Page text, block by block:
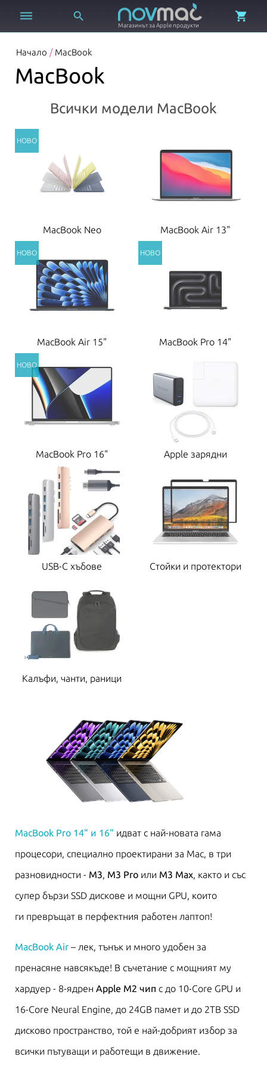
 
Магазинът за Apple продукти

Начало / MacBook
MacBook
Всички модели MacBook
MacBook Neo MacBook Air 13"
MacBook Air 15" MacBook Pro 14"
MacBook Pro 16" Apple зарядни
USB-C хъбове Стойки и протектори
Калъфи, чанти, раници
MacBook Pro 14" и 16" идват с най-новата гама
процесори, специално проектирани за Mac, в три
разновидности - M3 M3 Pro или M3 Max , както и със
супер бързи SSD дискове и мощни GPU, които
ги превръщат в перфектния работен лаптоп!
MacBook Air – лек, тънък и много удобен за
пренасяне навсякъде! В съчетание с мощният му
хардуер - 8-ядрен Apple M2 чип с до 10-Core GPU и
16-Core Neural Engine, до 24GB памет и до 2TB SSD
дисково пространство, той е най-добрият избор за
всички пътуващи и работещи в движение.